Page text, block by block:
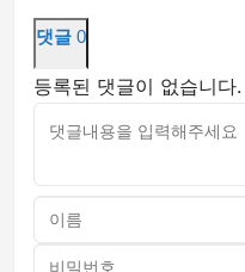
댓글 0
등록된 댓글이 없습니다.